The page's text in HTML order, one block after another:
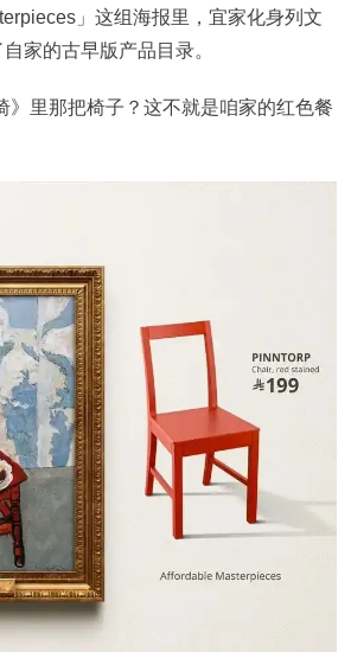
」这组海报里，宜家化身列文
家的古早版产品目录。
》里那把椅子？这不就是咱家的红色餐